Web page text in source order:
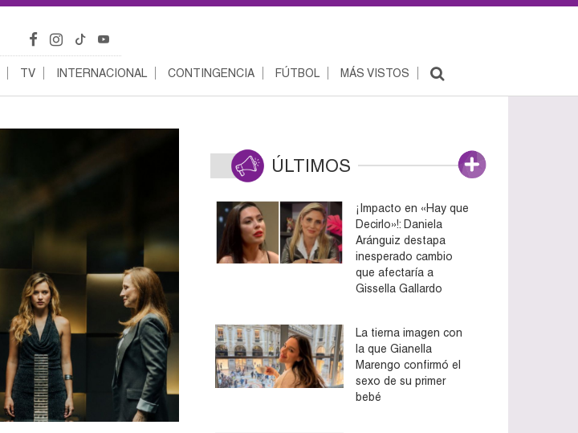
TV INTERNACIONAL CONTINGENCIA FÚTBOL MÁS VISTOS
ÚLTIMOS
¡Impacto en «Hay que
Decirlo»!: Daniela
Aránguiz destapa
inesperado cambio
que afectaría a
Gissella Gallardo
La tierna imagen con
la que Gianella
Marengo confirmó el
sexo de su primer
bebé